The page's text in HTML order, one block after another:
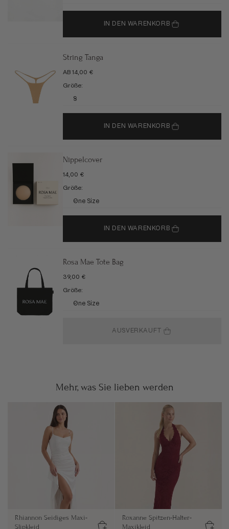
IN DEN WARENKORB
String Tanga
ANGEBOT
AB 14,00 €
Größe:
S
IN DEN WARENKORB
Nippelcover
ANGEBOT
14,00 €
Größe:
One Size
IN DEN WARENKORB
Rosa Mae Tote Bag
ANGEBOT
39,00 €
Größe:
One Size
AUSVERKAUFT
Mehr, was Sie lieben werden
Rhiannon Seidiges Maxi-
Slipkleid
Roxanne Spitzen-Halter-
Maxikleid